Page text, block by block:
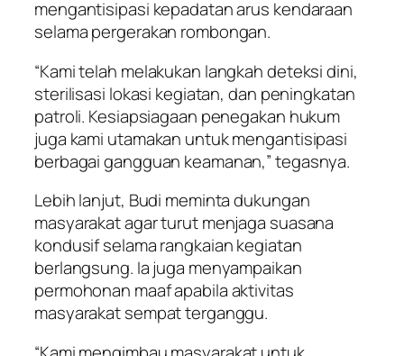
mengantisipasi kepadatan arus kendaraan
selama pergerakan rombongan.
“Kami telah melakukan langkah deteksi dini,
sterilisasi lokasi kegiatan, dan peningkatan
patroli. Kesiapsiagaan penegakan hukum
juga kami utamakan untuk mengantisipasi
berbagai gangguan keamanan,” tegasnya.
Lebih lanjut, Budi meminta dukungan
masyarakat agar turut menjaga suasana
kondusif selama rangkaian kegiatan
berlangsung. Ia juga menyampaikan
permohonan maaf apabila aktivitas
masyarakat sempat terganggu.